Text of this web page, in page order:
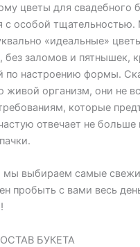
цветы для свадебного
с особой тщательностью.
«идеальные»
без заломов и пятнышек,
по настроению формы.
живой организм, они не
которые
отвечает не
мы выбираем самые
пробыть с вами весь
БУКЕТА